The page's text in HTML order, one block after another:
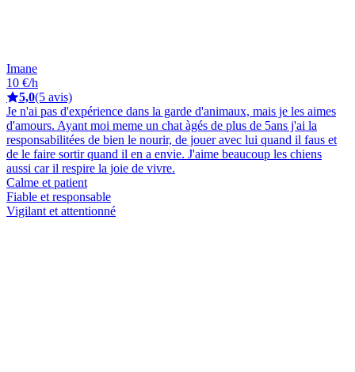
Imane
10 €/h
5,0(5 avis)
Je n'ai pas d'expérience dans la garde d'animaux, mais je les aimes
d'amours. Ayant moi meme un chat àgés de plus de 5ans j'ai la
responsabilitées de bien le nourir, de jouer avec lui quand il faus et
de le faire sortir quand il en a envie. J'aime beaucoup les chiens
aussi car il respire la joie de vivre.
Calme et patient
Fiable et responsable
Vigilant et attentionné